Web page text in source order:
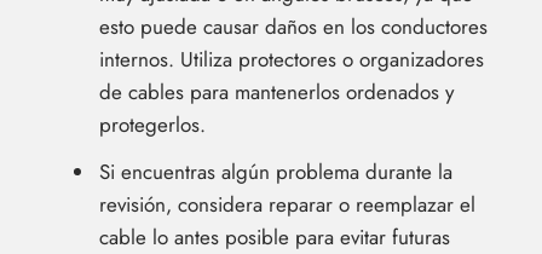
esto puede causar daños en los conductores
internos. Utiliza protectores o organizadores
de cables para mantenerlos ordenados y
protegerlos.
Si encuentras algún problema durante la
revisión, considera reparar o reemplazar el
cable lo antes posible para evitar futuras